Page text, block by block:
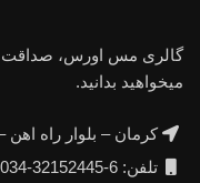
گالری مس اورس، صداقت
میخواهید بدانید.
کرمان – بلوار راه اهن –
تلفن: 6-32152445-034